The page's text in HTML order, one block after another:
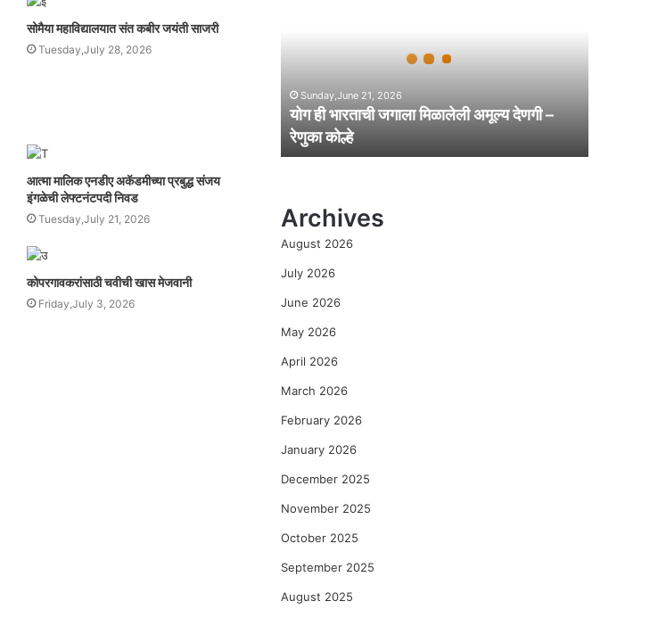
सोमैया महाविद्यालयात संत कबीर जयंती साजरी
Tuesday,July 28, 2026
आत्मा मालिक एनडीए अकॅडमीच्या प्रबुद्ध संजय
इंगळेची लेफ्टनंटपदी निवड
Tuesday,July 21, 2026
कोपरगावकरांसाठी चवीची खास मेजवानी
Friday,July 3, 2026
गा
ला
मि
ली
मू
ल्य
ण
गी
रे
को
Sunday,June 21, 2026
योग ही भारताची जगाला मिळालेली अमूल्य देणगी –
रेणुका कोल्हे
Archives
August 2026
July 2026
June 2026
May 2026
April 2026
March 2026
February 2026
January 2026
December 2025
November 2025
October 2025
September 2025
August 2025